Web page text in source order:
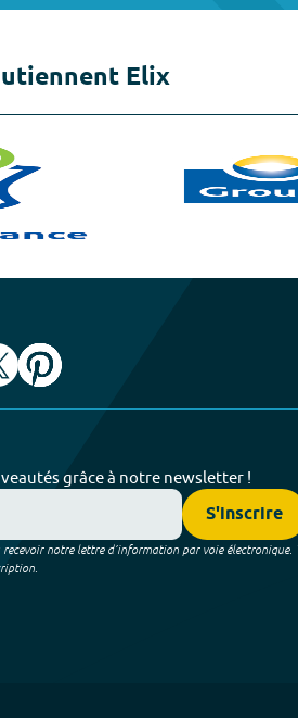
Elix
grâce à notre newsletter !
S'inscrire
recevoir notre lettre d’information par voie électronique.